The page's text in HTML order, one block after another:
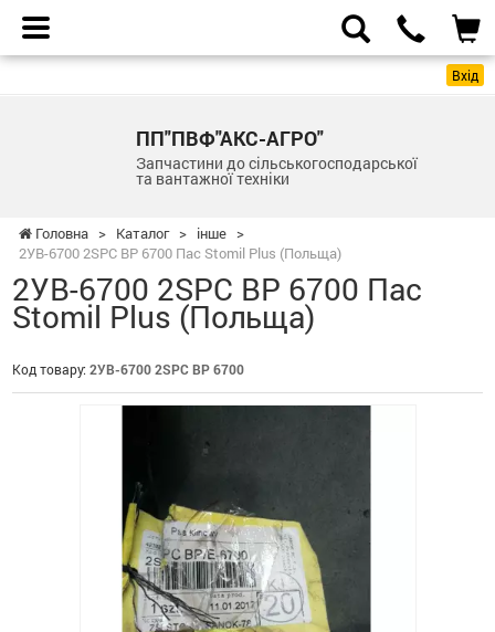
Вхід
ПП"ПВФ"АКС-АГРО"
Запчастини до сільськогосподарської
та вантажної техніки
Головна > Каталог > інше >
2УВ-6700 2SPC BP 6700 Пас Stomil Plus (Польща)
2УВ-6700 2SPC BP 6700 Пас
Stomil Plus (Польща)
Код товару: 2УВ-6700 2SPC BP 6700